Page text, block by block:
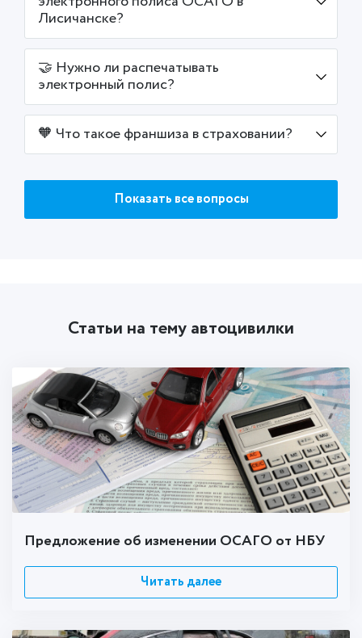
Лисичанске?
🤝 Нужно ли распечатывать
электронный полис?
🧡 Что такое франшиза в страховании?
Показать все вопросы
Статьи на тему автоцивилки
Предложение об изменении ОСАГО от НБУ
Читать далее